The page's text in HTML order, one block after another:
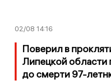
02/08 14:16
Поверил в
Липецкой области
до смерти 97-